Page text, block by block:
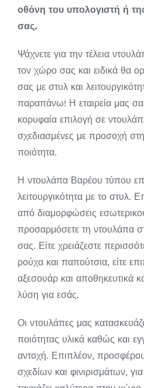
οθόνη του υπολογιστή ή
σας.
Ψάχνετε για την τέλεια
τον χώρο σας και ειδικά θα
σας με στυλ και
παραπάνω! Η εταιρεία μας
κορυφαία επιλογή σε
σχεδιασμένες με προσοχή
ποιότητα.
Η ντουλάπα Βαρέου τύπου
λειτουργικότητα με το στυλ.
από διαμορφώσεις
προσαρμόσετε τη ντουλάπα
σας. Είτε χρειάζεστε
ρούχα και παπούτσια, είτε
αξεσουάρ και αποθηκευτικά
λύση για εσάς.
Οι ντουλάπες μας
ποιότητας υλικά καθώς και
αντοχή. Επιπλέον,
σχεδίων και φινιρισμάτων,